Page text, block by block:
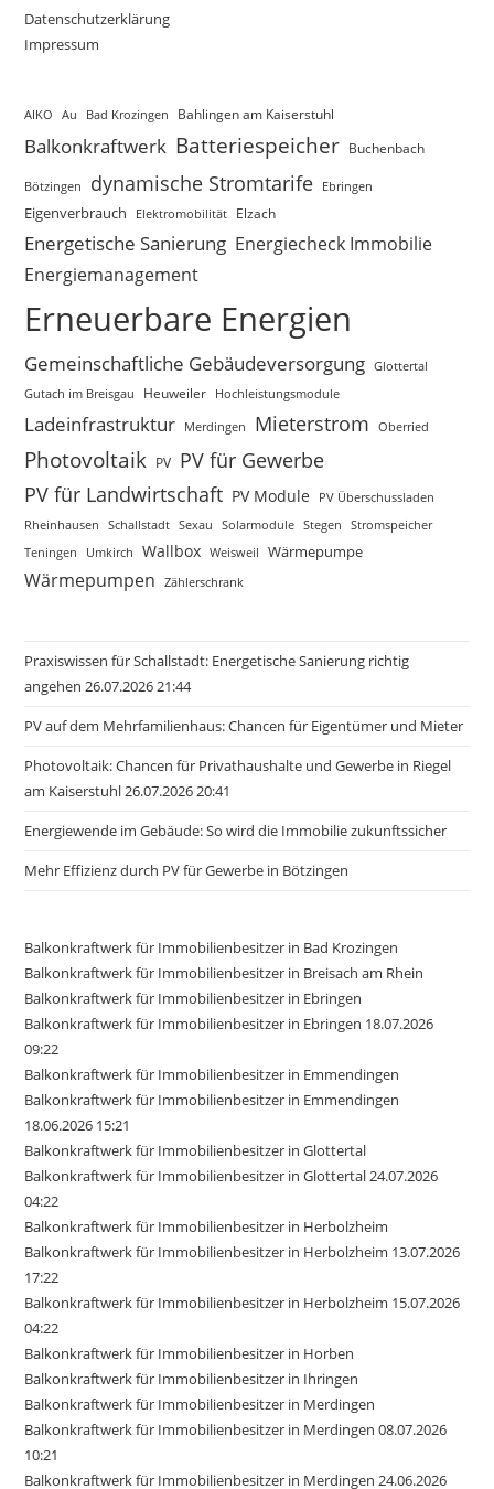
Datenschutzerklärung
Impressum
AIKO Au Bad Krozingen Bahlingen am Kaiserstuhl
Balkonkraftwerk Batteriespeicher Buchenbach
Bötzingen dynamische Stromtarife Ebringen
Eigenverbrauch Elektromobilität Elzach
Energetische Sanierung Energiecheck Immobilie
Energiemanagement
Erneuerbare Energien
Gemeinschaftliche Gebäudeversorgung Glottertal
Gutach im Breisgau
Heuweiler Hochleistungsmodule
Ladeinfrastruktur Merdingen Mieterstrom Oberried
Photovoltaik PV PV für Gewerbe
PV für Landwirtschaft PV Module
PV Überschussladen
Rheinhausen
Schallstadt Sexau Solarmodule Stegen
Stromspeicher
Teningen
Umkirch Wallbox Weisweil Wärmepumpe
Wärmepumpen Zählerschrank
Praxiswissen für Schallstadt: Energetische Sanierung richtig
angehen 26.07.2026 21:44
PV auf dem Mehrfamilienhaus: Chancen für Eigentümer und Mieter
Photovoltaik: Chancen für Privathaushalte und Gewerbe in Riegel
am Kaiserstuhl 26.07.2026 20:41
Energiewende im Gebäude: So wird die Immobilie zukunftssicher
Mehr Effizienz durch PV für Gewerbe in Bötzingen
Balkonkraftwerk für Immobilienbesitzer in Bad Krozingen
Balkonkraftwerk für Immobilienbesitzer in Breisach am Rhein
Balkonkraftwerk für Immobilienbesitzer in Ebringen
Balkonkraftwerk für Immobilienbesitzer in Ebringen 18.07.2026
09:22
Balkonkraftwerk für Immobilienbesitzer in Emmendingen
Balkonkraftwerk für Immobilienbesitzer in Emmendingen
18.06.2026 15:21
Balkonkraftwerk für Immobilienbesitzer in Glottertal
Balkonkraftwerk für Immobilienbesitzer in Glottertal 24.07.2026
04:22
Balkonkraftwerk für Immobilienbesitzer in Herbolzheim
Balkonkraftwerk für Immobilienbesitzer in Herbolzheim 13.07.2026
17:22
Balkonkraftwerk für Immobilienbesitzer in Herbolzheim 15.07.2026
04:22
Balkonkraftwerk für Immobilienbesitzer in Horben
Balkonkraftwerk für Immobilienbesitzer in Ihringen
Balkonkraftwerk für Immobilienbesitzer in Merdingen
Balkonkraftwerk für Immobilienbesitzer in Merdingen 08.07.2026
10:21
Balkonkraftwerk für Immobilienbesitzer in Merdingen 24.06.2026